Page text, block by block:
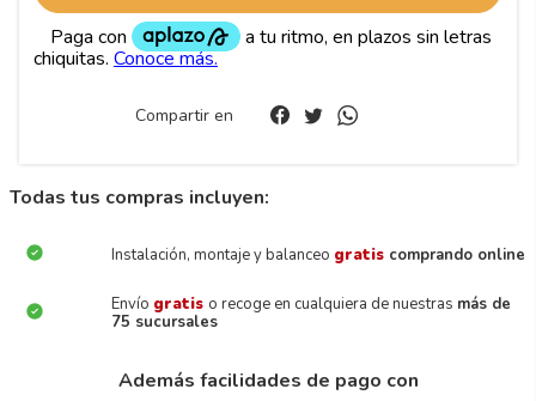
Compartir en
Todas tus compras incluyen:
Instalación, montaje y balanceo gratis comprando online
Envío gratis o recoge en cualquiera de nuestras más de
75 sucursales
Además facilidades de pago con